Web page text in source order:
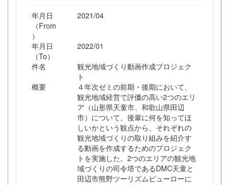
年月日
（From
）
2021/04
年月日
（To）
2022/01
件名
観光地域づくり動画作成プロジェク
ト
概要
４年次ゼミの前期・後期において、
観光地域経営で評価の高い2つのエリ
ア（山形県天童市、和歌山県田辺
市）について、後輩に何を知ってほ
しいかという観点から、それぞれの
観光地域づくりの取り組みを紹介す
る動画を作成するためのプロジェク
トを実施した。2つのエリアの観光地
域づくりの司令塔であるDMC天童と
田辺市熊野ツーリズムビューローに